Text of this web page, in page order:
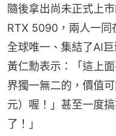
隨後拿出尚未正式上
RTX 5090，兩人一同
全球唯一、集結了AI
黃仁勳表示：「這上
界獨一無二的，價值
元）喔！」甚至一度
了！」